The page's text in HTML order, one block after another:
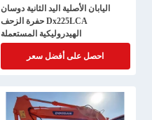
اليابان الأصلية اليد الثانية دوسان
Dx225LCA حفرة الزحف
الهيدروليكية المستعملة
احصل على أفضل سعر